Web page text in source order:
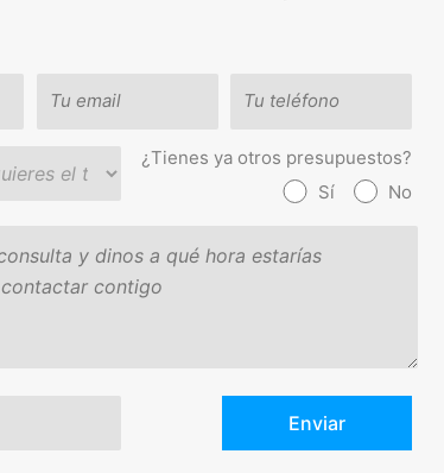
¿Tienes ya otros presupuestos?
Sí
No